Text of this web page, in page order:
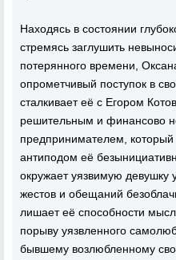
Находясь в состоянии
стремясь заглушить
потерянного времени,
опрометчивый поступок в
сталкивает её с Егором
решительным и финансово
предпринимателем,
антиподом её
окружает уязвимую девушку
жестов и обещаний
лишает её способности
порыву уязвленного
бывшему возлюбленному